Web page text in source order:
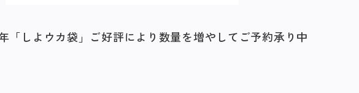
「しよウカ袋」ご好評により数量を増やしてご予約承り中